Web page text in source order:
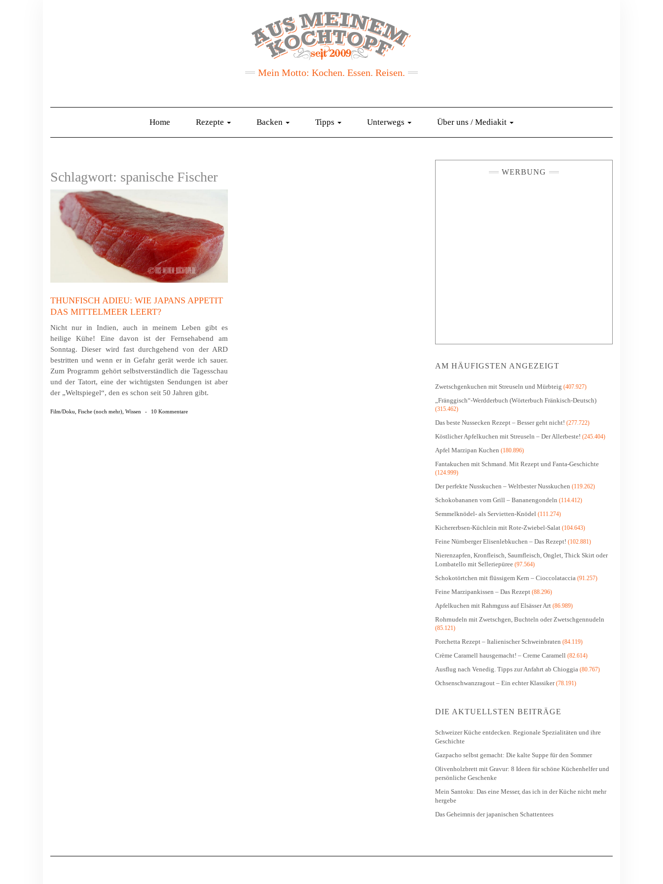
Mein Motto: Kochen. Essen. Reisen.
Home Rezepte Backen Tipps Unterwegs Über uns / Mediakit
Schlagwort: spanische Fischer
THUNFISCH ADIEU: WIE JAPANS APPETIT
DAS MITTELMEER LEERT?
Nicht nur in Indien, auch in meinem Leben gibt es
heilige Kühe! Eine davon ist der Fernsehabend am
Sonntag. Dieser wird fast durchgehend von der ARD
bestritten und wenn er in Gefahr gerät werde ich sauer.
Zum Programm gehört selbstverständlich die Tagesschau
und der Tatort, eine der wichtigsten Sendungen ist aber
der „Weltspiegel“, den es schon seit 50 Jahren gibt.
Film/Doku, Fische (noch mehr), Wissen - 10 Kommentare
WERBUNG
AM HÄUFIGSTEN ANGEZEIGT
Zwetschgenkuchen mit Streuseln und Mürbteig (407.927)
„Fränggisch“-Werdderbuch (Wörterbuch Fränkisch-Deutsch)
(315.462)
Das beste Nussecken Rezept – Besser geht nicht! (277.722)
Köstlicher Apfelkuchen mit Streuseln – Der Allerbeste! (245.404)
Apfel Marzipan Kuchen (180.896)
Fantakuchen mit Schmand. Mit Rezept und Fanta-Geschichte
(124.999)
Der perfekte Nusskuchen – Weltbester Nusskuchen (119.262)
Schokobananen vom Grill – Bananengondeln (114.412)
Semmelknödel- als Servietten-Knödel (111.274)
Kichererbsen-Küchlein mit Rote-Zwiebel-Salat (104.643)
Feine Nürnberger Elisenlebkuchen – Das Rezept! (102.881)
Nierenzapfen, Kronfleisch, Saumfleisch, Onglet, Thick Skirt oder
Lombatello mit Selleriepüree (97.564)
Schokotörtchen mit flüssigem Kern – Cioccolataccia (91.257)
Feine Marzipankissen – Das Rezept (88.296)
Apfelkuchen mit Rahmguss auf Elsässer Art (86.989)
Rohrnudeln mit Zwetschgen, Buchteln oder Zwetschgennudeln
(85.121)
Porchetta Rezept – Italienischer Schweinbraten (84.119)
Crème Caramell hausgemacht! – Creme Caramell (82.614)
Ausflug nach Venedig. Tipps zur Anfahrt ab Chioggia (80.767)
Ochsenschwanzragout – Ein echter Klassiker(78.191)
DIE AKTUELLSTEN BEITRÄGE
Schweizer Küche entdecken. Regionale Spezialitäten und ihre
Geschichte
Gazpacho selbst gemacht: Die kalte Suppe für den Sommer
Olivenholzbrett mit Gravur: 8 Ideen für schöne Küchenhelfer und
persönliche Geschenke
Mein Santoku: Das eine Messer, das ich in der Küche nicht mehr
hergebe
Das Geheimnis der japanischen Schattentees